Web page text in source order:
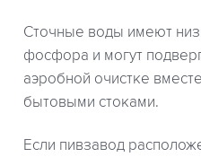
Сточные воды имеют
фосфора и могут
аэробной очистке
бытовыми стоками.
Если пивзавод